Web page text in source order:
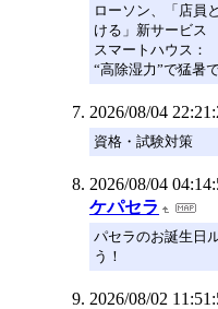
ローソン、「店員
ける」新サービス
スマートハウス：
“高除湿力”で猛暑
2026/08/04
資格・試験対策
2026/08/04
ケパセラ
パセラのお誕生日
う！
2026/08/02